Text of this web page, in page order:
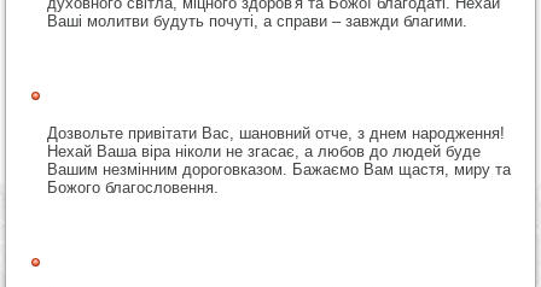
Ваші молитви будуть почуті, а справи – завжди благими.
Дозвольте привітати Вас, шановний отче, з днем народження!
Нехай Ваша віра ніколи не згасає, а любов до людей буде
Вашим незмінним дороговказом. Бажаємо Вам щастя, миру та
Божого благословення.